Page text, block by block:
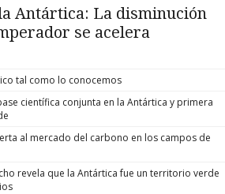
Antártica: La disminución
se acelera
tal como lo conocemos
científica conjunta en la Antártica y primera
al mercado del carbono en los campos de
revela que la Antártica fue un territorio verde